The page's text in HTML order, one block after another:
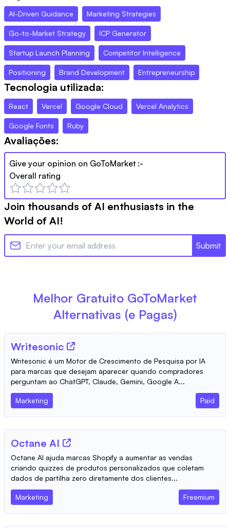
AI-Driven Guidance Marketing Strategies
Go-to-Market Strategy ICP Generator
Startup Launch Planning Competitor Intelligence
Positioning Brand Development Entrepreneurship
Tecnologia utilizada:
React Vercel Google Cloud Vercel Analytics
Google Fonts Ruby
Avaliações:
Give your opinion on GoToMarket :-
Overall rating
Join thousands of AI enthusiasts in the
World of AI!
Submit
Melhor Gratuito GoToMarket
Alternativas (e Pagas)
Writesonic
Writesonic é um Motor de Crescimento de Pesquisa por IA
para marcas que desejam aparecer quando compradores
perguntam ao ChatGPT, Claude, Gemini, Google A...
Marketing Paid
Octane AI
Octane AI ajuda marcas Shopify a aumentar as vendas
criando quizzes de produtos personalizados que coletam
dados de partilha zero diretamente dos clientes...
Marketing Freemium